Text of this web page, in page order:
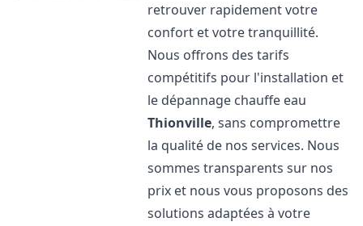
retrouver rapidement votre
confort et votre tranquillité.
Nous offrons des tarifs
compétitifs pour l'installation et
le dépannage chauffe eau
Thionville, sans compromettre
la qualité de nos services. Nous
sommes transparents sur nos
prix et nous vous proposons des
solutions adaptées à votre